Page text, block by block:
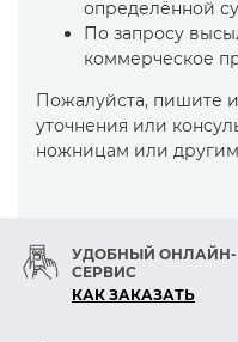
определённой
По запросу
коммерческое
Пожалуйста, пишите
уточнения или
ножницам или
УДОБНЫЙ ОНЛАЙН-
СЕРВИС
КАК ЗАКАЗАТЬ